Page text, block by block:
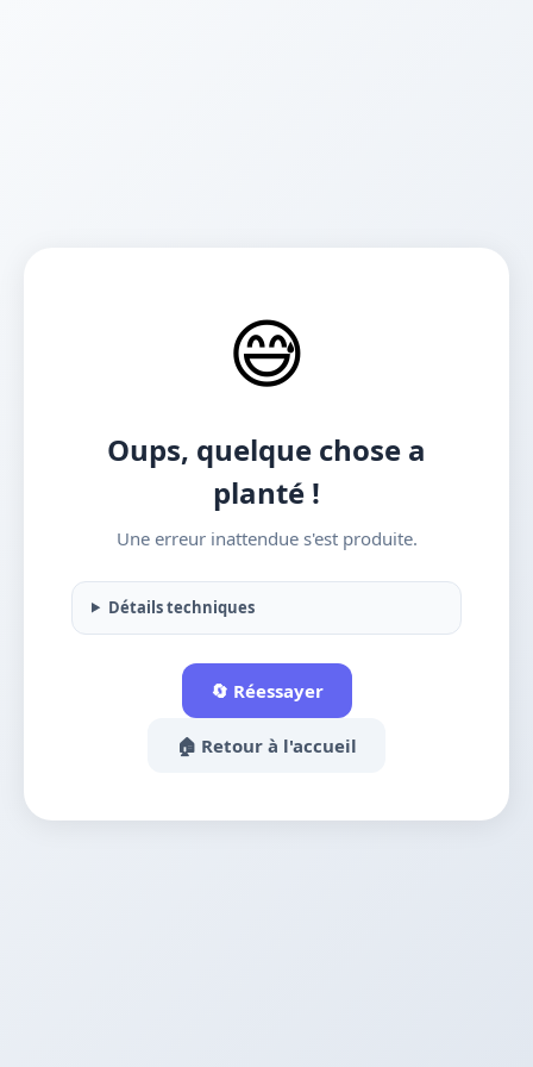
😅
Oups, quelque chose a
planté !
Une erreur inattendue s'est produite.
Détails techniques
🔄 Réessayer
🏠 Retour à l'accueil